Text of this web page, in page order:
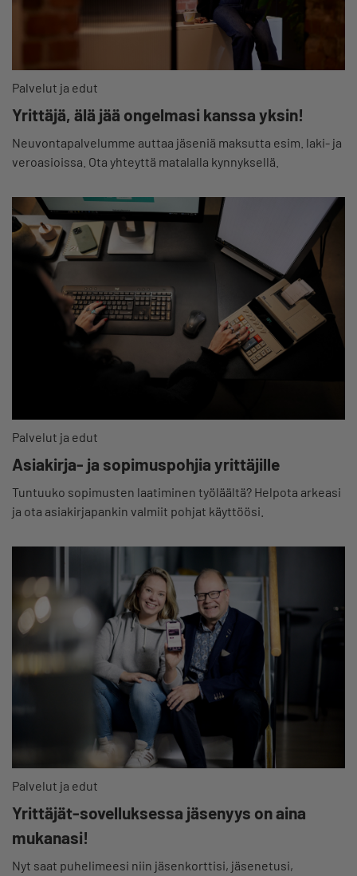
Palvelut ja edut
Yrittäjä, älä jää ongelmasi kanssa yksin!
Neuvontapalvelumme auttaa jäseniä maksutta esim. laki- ja
veroasioissa. Ota yhteyttä matalalla kynnyksellä.
Palvelut ja edut
Asiakirja- ja sopimuspohjia yrittäjille
Tuntuuko sopimusten laatiminen työläältä? Helpota arkeasi
ja ota asiakirjapankin valmiit pohjat käyttöösi.
Palvelut ja edut
Yrittäjät-sovelluksessa jäsenyys on aina
mukanasi!
Nyt saat puhelimeesi niin jäsenkorttisi, jäsenetusi,